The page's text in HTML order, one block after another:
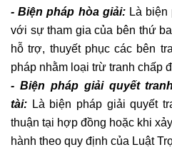
- Biện pháp hòa giải:Là biện
với sự tham gia của bên thứ
hỗ trợ, thuyết phục các bên
pháp nhằm loại trừ tranh chấp
- Biện pháp giải quyết
tài: Là biện pháp giải quyết
thuận tại hợp đồng hoặc khi
hành theo quy định của Luật